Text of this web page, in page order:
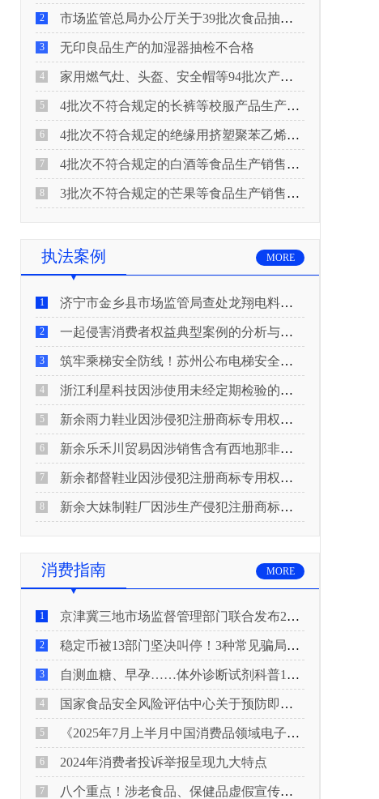
2 市场监管总局办公厅关于39批次食品抽检不合格情况的通报
3 无印良品生产的加湿器抽检不合格
4 家用燃气灶、头盔、安全帽等94批次产品抽查不合格！
5 4批次不符合规定的长裤等校服产品生产销售企业被济南市市场监管局通报！
6 4批次不符合规定的绝缘用挤塑聚苯乙烯泡沫板（XPS）等产品生产销售企业被广元市市场监督管理局通报！
7 4批次不符合规定的白酒等食品生产销售企业被重庆市市场监督管理局通告！
8 3批次不符合规定的芒果等食品生产销售企业被长治市屯留区市场监督管理局公告！
执法案例 MORE
1 济宁市金乡县市场监管局查处龙翔电料批发部非法销售电线电缆案
2 一起侵害消费者权益典型案例的分析与启示
3 筑牢乘梯安全防线！苏州公布电梯安全领域典型案例
4 浙江利星科技因涉使用未经定期检验的压力管道被查
5 新余雨力鞋业因涉侵犯注册商标专用权被查
6 新余乐禾川贸易因涉销售含有西地那非的保健食品被查
7 新余都督鞋业因涉侵犯注册商标专用权被查
8 新余大妹制鞋厂因涉生产侵犯注册商标专用权的产品被查
消费指南 MORE
1 京津冀三地市场监督管理部门联合发布2026年春节期间消费提示
2 稳定币被13部门坚决叫停！3种常见骗局“套路”曝光
3 自测血糖、早孕……体外诊断试剂科普10问来了！建议收藏
4 国家食品安全风险评估中心关于预防即食真空包装肉制品肉毒中毒的风险提示
5 《2025年7月上半月中国消费品领域电子电器行业产品质量投诉分析报告》
6 2024年消费者投诉举报呈现九大特点
7 八个重点！涉老食品、保健品虚假宣传识别技巧